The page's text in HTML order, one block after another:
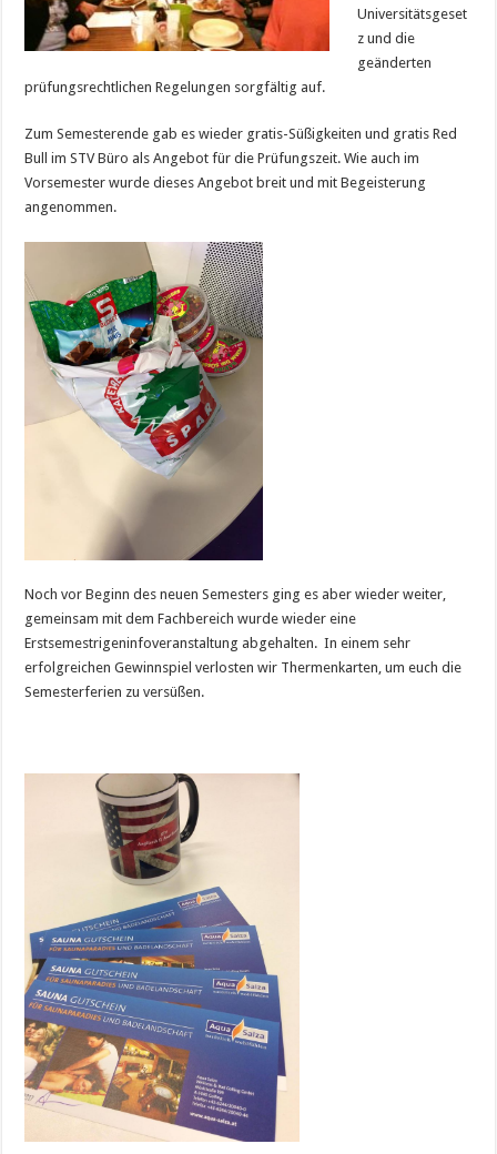
Universitätsgeset
z und die
geänderten
prüfungsrechtlichen Regelungen sorgfältig auf.
Zum Semesterende gab es wieder gratis-Süßigkeiten und gratis Red
Bull im STV Büro als Angebot für die Prüfungszeit. Wie auch im
Vorsemester wurde dieses Angebot breit und mit Begeisterung
angenommen.
Noch vor Beginn des neuen Semesters ging es aber wieder weiter,
gemeinsam mit dem Fachbereich wurde wieder eine
Erstsemestrigeninfoveranstaltung abgehalten. In einem sehr
erfolgreichen Gewinnspiel verlosten wir Thermenkarten, um euch die
Semesterferien zu versüßen.